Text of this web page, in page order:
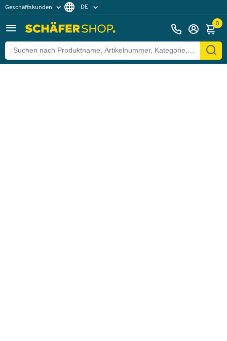
Geschäftskunden DE
0
Zurück